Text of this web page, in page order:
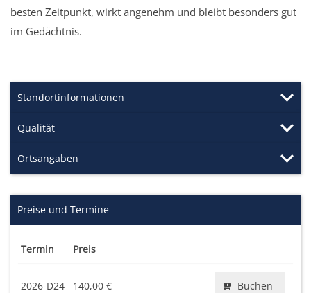
besten Zeitpunkt, wirkt angenehm und bleibt besonders gut
im Gedächtnis.
Standortinformationen
Qualität
Ortsangaben
Preise und Termine
Termin Preis
2026-D24 140,00 € Buchen